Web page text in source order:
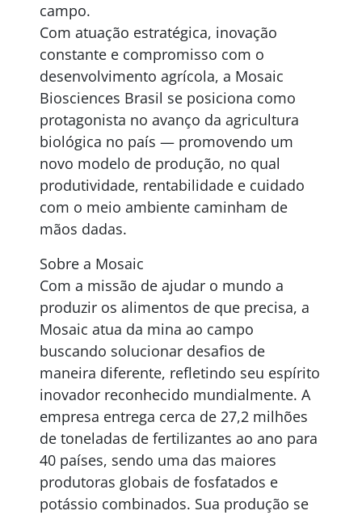
campo.
Com atuação estratégica, inovação
constante e compromisso com o
desenvolvimento agrícola, a Mosaic
Biosciences Brasil se posiciona como
protagonista no avanço da agricultura
biológica no país — promovendo um
novo modelo de produção, no qual
produtividade, rentabilidade e cuidado
com o meio ambiente caminham de
mãos dadas.
Sobre a Mosaic
Com a missão de ajudar o mundo a
produzir os alimentos de que precisa, a
Mosaic atua da mina ao campo
buscando solucionar desafios de
maneira diferente, refletindo seu espírito
inovador reconhecido mundialmente. A
empresa entrega cerca de 27,2 milhões
de toneladas de fertilizantes ao ano para
40 países, sendo uma das maiores
produtoras globais de fosfatados e
potássio combinados. Sua produção se